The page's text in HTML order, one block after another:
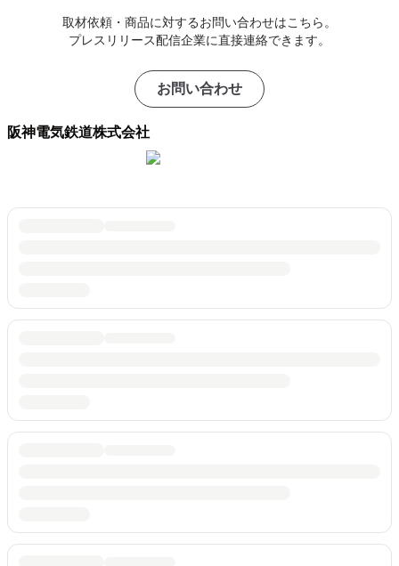
取材依頼・商品に対するお問い合わせはこちら。
プレスリリース配信企業に直接連絡できます。
お問い合わせ
阪神電気鉄道株式会社